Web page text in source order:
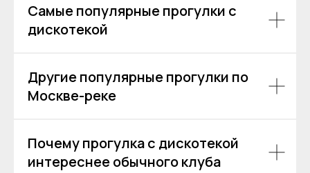
Самые популярные прогулки с
дискотекой
Другие популярные прогулки по
Москве-реке
Почему прогулка с дискотекой
интереснее обычного клуба
Согласие на обработку персональных данных
ИП Зимин Дмитрий Вячеславович
ИНН 631625216995
+7 (499) 992 99-89
Выпускной
Расписание